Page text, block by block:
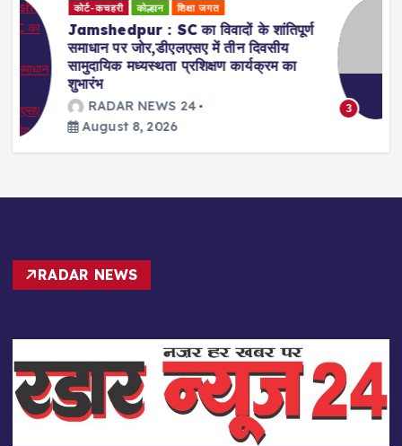
3
धर्म समाज कोल्हान
Jamshedpur : सुल्तानगंज के पावन
गंगाजल से साकची शिव मंदिर में 11 को होगा
बाबा भोलेनाथ का सहस्त्रघट जलाभिषेक
August 8, 2026
RADAR NEWS